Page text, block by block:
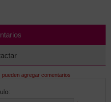
agregar comentarios